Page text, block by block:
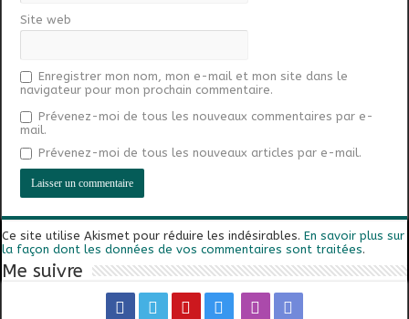
Site web
Enregistrer mon nom, mon e-mail et mon site dans le
navigateur pour mon prochain commentaire.
Prévenez-moi de tous les nouveaux commentaires par e-
mail.
Prévenez-moi de tous les nouveaux articles par e-mail.
Ce site utilise Akismet pour réduire les indésirables.En savoir plus sur
la façon dont les données de vos commentaires sont traitées.
Me suivre